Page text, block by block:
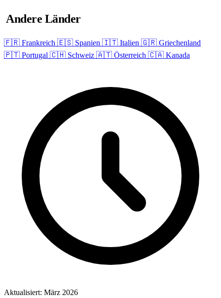
Andere Länder
🇫🇷 Frankreich 🇪🇸 Spanien 🇮🇹 Italien 🇬🇷 Griechenland
🇵🇹 Portugal 🇨🇭 Schweiz 🇦🇹 Österreich 🇨🇦 Kanada
Aktualisiert: März 2026